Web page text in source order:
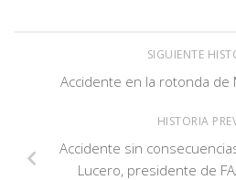
SIGUIENTE
Accidente en la rotonda de
HISTORIA
Accidente sin
Lucero, presidente de